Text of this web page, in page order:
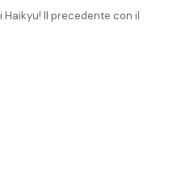
Il precedente con il